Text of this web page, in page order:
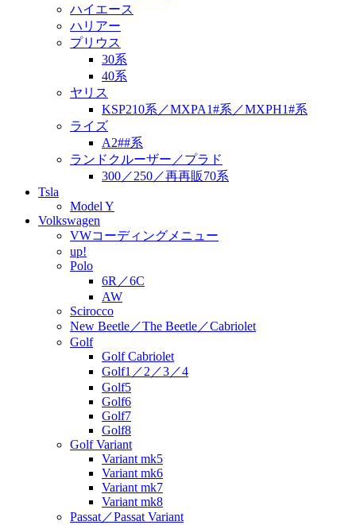
ハイエース
ハリアー
プリウス
30系
40系
ヤリス
KSP210系／MXPA1#系／MXPH1#系
ライズ
A2##系
ランドクルーザー／プラド
300／250／再再販70系
Tsla
Model Y
Volkswagen
VWコーディングメニュー
up!
Polo
6R／6C
AW
Scirocco
New Beetle／The Beetle／Cabriolet
Golf
Golf Cabriolet
Golf1／2／3／4
Golf5
Golf6
Golf7
Golf8
Golf Variant
Variant mk5
Variant mk6
Variant mk7
Variant mk8
Passat／Passat Variant